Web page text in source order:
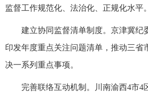
监督工作规范化、法治化、正规化水平。
建立协同监督清单制度。京津冀纪
印发年度重点关注问题清单，推动三省
决一系列重点事项。
完善联络互动机制。川南渝西4市4